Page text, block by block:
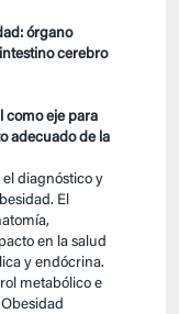
órgano
cerebro
como eje para
adecuado de la
diagnóstico y
El
en la salud
y endócrina.
metabólico e